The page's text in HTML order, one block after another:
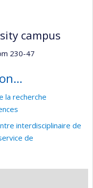
campus
230-47
la recherche
interdisciplinaire de
de